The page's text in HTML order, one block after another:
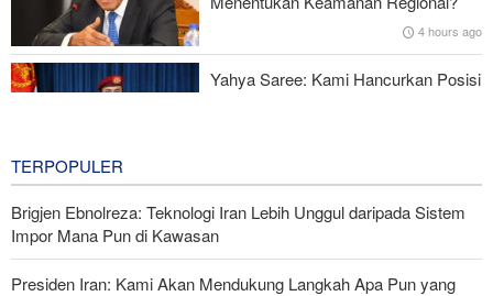
4 hours ago
Yahya Saree: Kami Hancurkan Posisi
TERPOPULER
Brigjen Ebnolreza: Teknologi Iran Lebih Unggul daripada Sistem
Impor Mana Pun di Kawasan
Presiden Iran: Kami Akan Mendukung Langkah Apa Pun yang